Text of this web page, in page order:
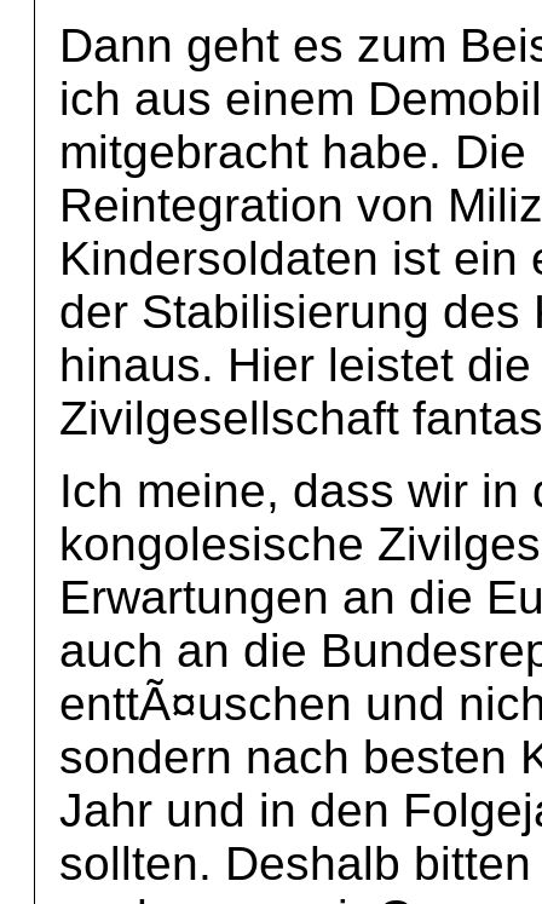
Dann geht es zum
ich aus einem
mitgebracht habe.
Reintegration von
Kindersoldaten ist ein
der Stabilisierung
hinaus. Hier leistet
Zivilgesellschaft
Ich meine, dass wir in
kongolesische
Erwartungen an die
auch an die
enttÃ¤uschen und
sondern nach besten
Jahr und in den
sollten. Deshalb